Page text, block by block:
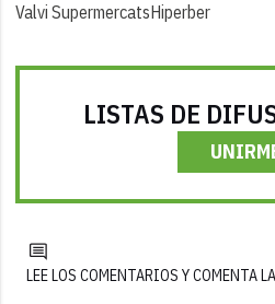
Valvi SupermercatsHiperber
LISTAS DE
LEE LOS COMENTARIOS Y COMENTA